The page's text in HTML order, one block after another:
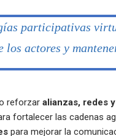
participativas
los actores y
reforzar alianzas, redes
fortalecer las cadenas
para mejorar la